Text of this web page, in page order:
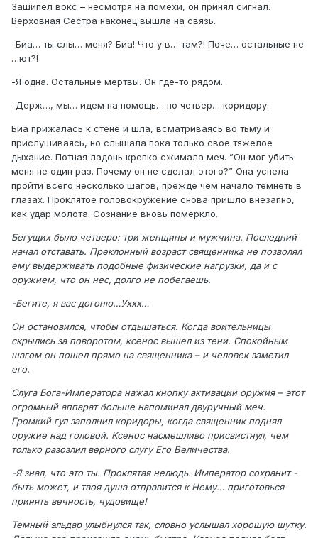
Зашипел вокс – несмотря на помехи, он принял сигнал.
Верховная Сестра наконец вышла на связь.
-Биа… ты слы… меня? Биа! Что у в… там?! Поче… остальные не
…ют?!
-Я одна. Остальные мертвы. Он где-то рядом.
-Держ…, мы… идем на помощь… по четвер… коридору.
Биа прижалась к стене и шла, всматриваясь во тьму и
прислушиваясь, но слышала пока только свое тяжелое
дыхание. Потная ладонь крепко сжимала меч. ”Он мог убить
меня не один раз. Почему он не сделал этого?” Она успела
пройти всего несколько шагов, прежде чем начало темнеть в
глазах. Проклятое головокружение снова пришло внезапно,
как удар молота. Сознание вновь померкло.
Бегущих было четверо: три женщины и мужчина. Последний
начал отставать. Преклонный возраст священника не позволял
ему выдерживать подобные физические нагрузки, да и с
оружием, что он нес, долго не побегаешь.
-Бегите, я вас догоню…Уххх…
Он остановился, чтобы отдышаться. Когда воительницы
скрылись за поворотом, ксенос вышел из тени. Спокойным
шагом он пошел прямо на священника – и человек заметил
его.
Слуга Бога-Императора нажал кнопку активации оружия – этот
огромный аппарат больше напоминал двуручный меч.
Громкий гул заполнил коридоры, когда священник поднял
оружие над головой. Ксенос насмешливо присвистнул, чем
только разозлил верного слугу Его Величества.
-Я знал, что это ты. Проклятая нелюдь. Император сохранит -
быть может, и твоя душа отправится к Нему… приготовься
принять вечность, чудовище!
Темный эльдар улыбнулся так, словно услышал хорошую шутку.